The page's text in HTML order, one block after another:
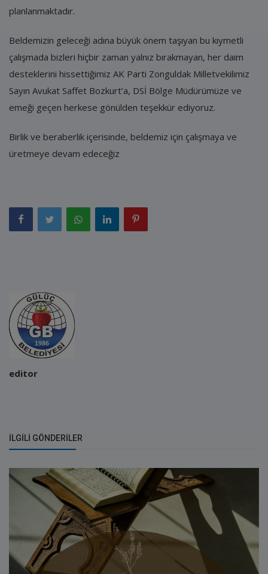
planlanmaktadır.
Beldemizin geleceği adına büyük önem taşıyan bu kıymetli
çalışmada bizleri hiçbir zaman yalnız bırakmayan, her daim
desteklerini hissettiğimiz AK Parti Zonguldak Milletvekilimiz
Sayın Avukat Saffet Bozkurt’a, DSİ Bölge Müdürümüze ve
emeği geçen herkese gönülden teşekkür ediyoruz.
Birlik ve beraberlik içerisinde, beldemiz için çalışmaya ve
üretmeye devam edeceğiz
editor
İLGILI GÖNDERILER